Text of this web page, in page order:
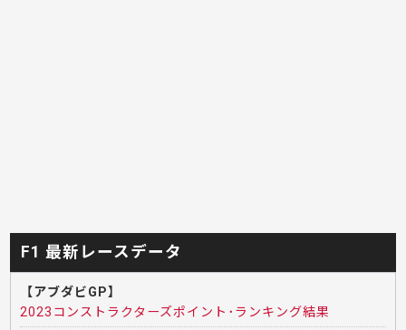
F1 最新レースデータ
【アブダビGP】
2023コンストラクターズポイント･ランキング結果